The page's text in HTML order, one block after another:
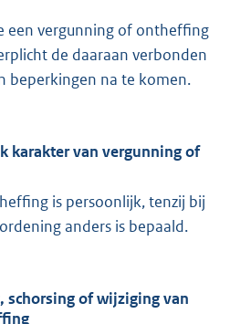
een vergunning of ontheffing
de daaraan verbonden
beperkingen na te komen.
karakter van vergunning of
is persoonlijk, tenzij bij
anders is bepaald.
schorsing of wijziging van